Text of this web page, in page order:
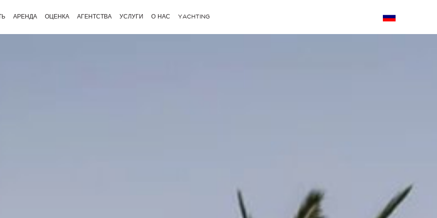
АРЕНДА ОЦЕНКА АГЕНТСТВА УСЛУГИ О НАС YACHTING